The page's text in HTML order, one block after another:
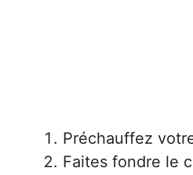
Préchauffez
Faites fondre le